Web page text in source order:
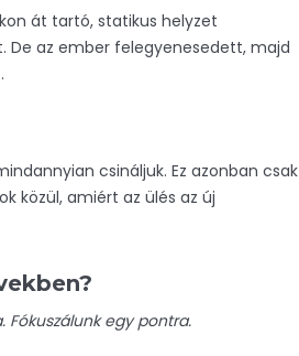
át tartó, statikus helyzet
De az ember felegyenesedett, majd
csináljuk. Ez azonban csak
közül, amiért az ülés az új
egy pontra.